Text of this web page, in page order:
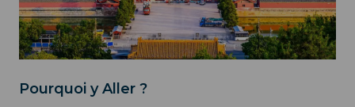
Pourquoi y Aller ?